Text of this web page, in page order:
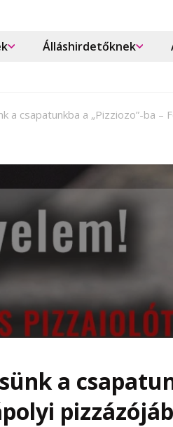
Álláshirdetőknek
csapatunkba a „Pizziozo”-ba –
a